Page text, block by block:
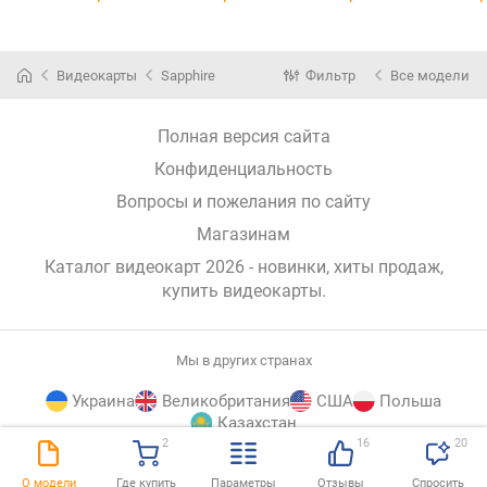
О модели Где купить
2
Параметры Отзывы
16
Спросить
20
Видеокарты Sapphire Фильтр Все модели
Полная версия сайта
Конфиденциальность
Вопросы и пожелания по сайту
Магазинам
Каталог видеокарт 2026 - новинки, хиты продаж,
купить видеокарты.
Мы в других странах
Украина Великобритания США
Польша
Казахстан
© E-Katalog, 2026 НАВЕРХ